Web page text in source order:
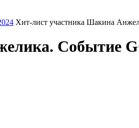
Хит-лист участника Шакина
Событие